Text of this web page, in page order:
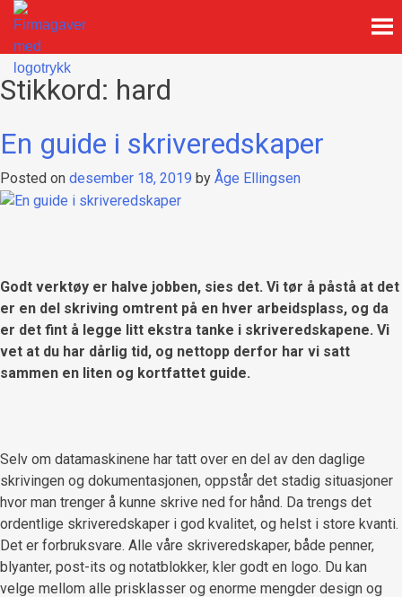
Skip
content
Firmagaver med logotrykk
Xpress Profil
Stikkord: hard
En guide i skriveredskaper
Posted on desember 18, 2019 by Åge Ellingsen
Godt verktøy er halve jobben, sies det. Vi tør å påstå at det
er en del skriving omtrent på en hver arbeidsplass, og da
er det fint å legge litt ekstra tanke i skriveredskapene. Vi
vet at du har dårlig tid, og nettopp derfor har vi satt
sammen en liten og kortfattet guide.
Selv om datamaskinene har tatt over en del av den daglige
skrivingen og dokumentasjonen, oppstår det stadig situasjoner
hvor man trenger å kunne skrive ned for hånd. Da trengs det
ordentlige skriveredskaper i god kvalitet, og helst i store kvanti.
Det er forbruksvare. Alle våre skriveredskaper, både penner,
blyanter, post-its og notatblokker, kler godt en logo. Du kan
velge mellom alle prisklasser og enorme mengder design og